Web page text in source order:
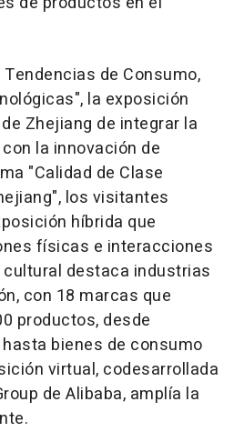
de Consumo,
la exposición
Zhejiang de integrar la
la innovación de
"Calidad de Clase
", los visitantes
híbrida que
físicas e interacciones
destaca industrias
con 18 marcas que
productos, desde
bienes de consumo
virtual, codesarrollada
de Alibaba, amplía la